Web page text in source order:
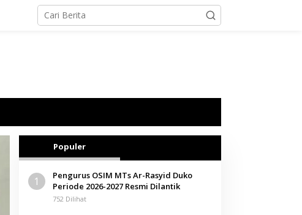
Populer
1
Pengurus OSIM MTs Ar-Rasyid Duko
Periode 2026-2027 Resmi Dilantik
752 Dilihat